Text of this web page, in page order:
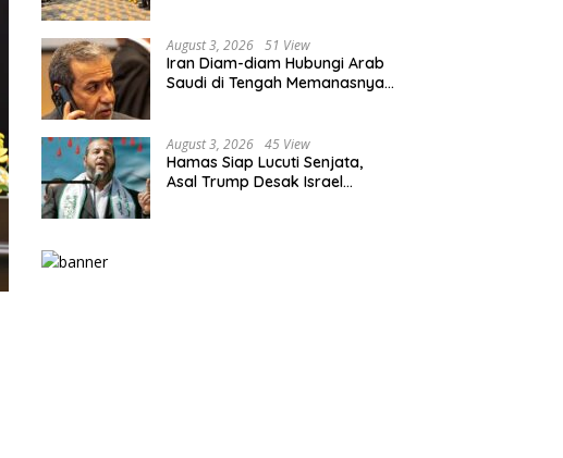
August 3, 2026 51 View
Iran Diam-diam Hubungi Arab
Saudi di Tengah Memanasnya
August 3, 2026 45 View
Hamas Siap Lucuti Senjata,
Asal Trump Desak Israel